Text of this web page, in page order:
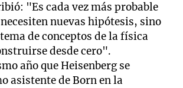
"Es cada vez más probable
necesiten nuevas hipótesis, sino
de conceptos de la física
desde cero".
año que Heisenberg se
asistente de Born en la